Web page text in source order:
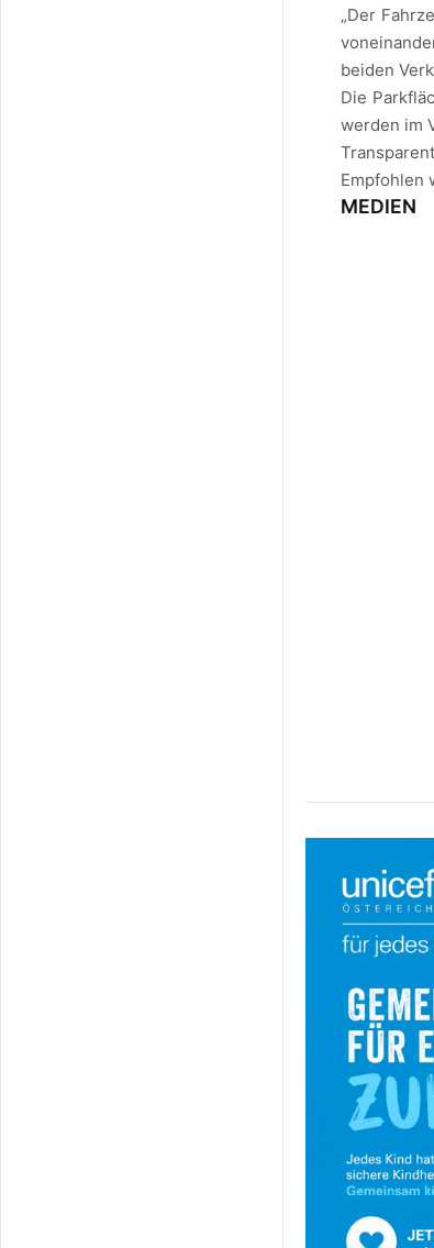
„Der
beiden
Die
werden im
Empfohlen
MEDIEN